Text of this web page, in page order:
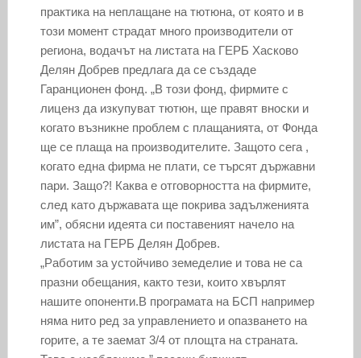
практика на неплащане на тютюна, от която и в
този момент страдат много производители от
региона, водачът на листата на ГЕРБ Хасково
Делян Добрев предлага да се създаде
Гаранционен фонд. „В този фонд, фирмите с
лиценз да изкупуват тютюн, ще правят вноски и
когато възникне проблем с плащанията, от Фонда
ще се плаща на производителите. Защото сега ,
когато една фирма не плати, се търсят държавни
пари. Защо?! Каква е отговорността на фирмите,
след като държавата ще покрива задълженията
им”, обясни идеята си поставеният начело на
листата на ГЕРБ Делян Добрев.
„Работим за устойчиво земеделие и това не са
празни обещания, както тези, които хвърлят
нашите опоненти.В програмата на БСП например
няма нито ред за управлението и опазването на
горите, а те заемат 3/4 от площта на страната.